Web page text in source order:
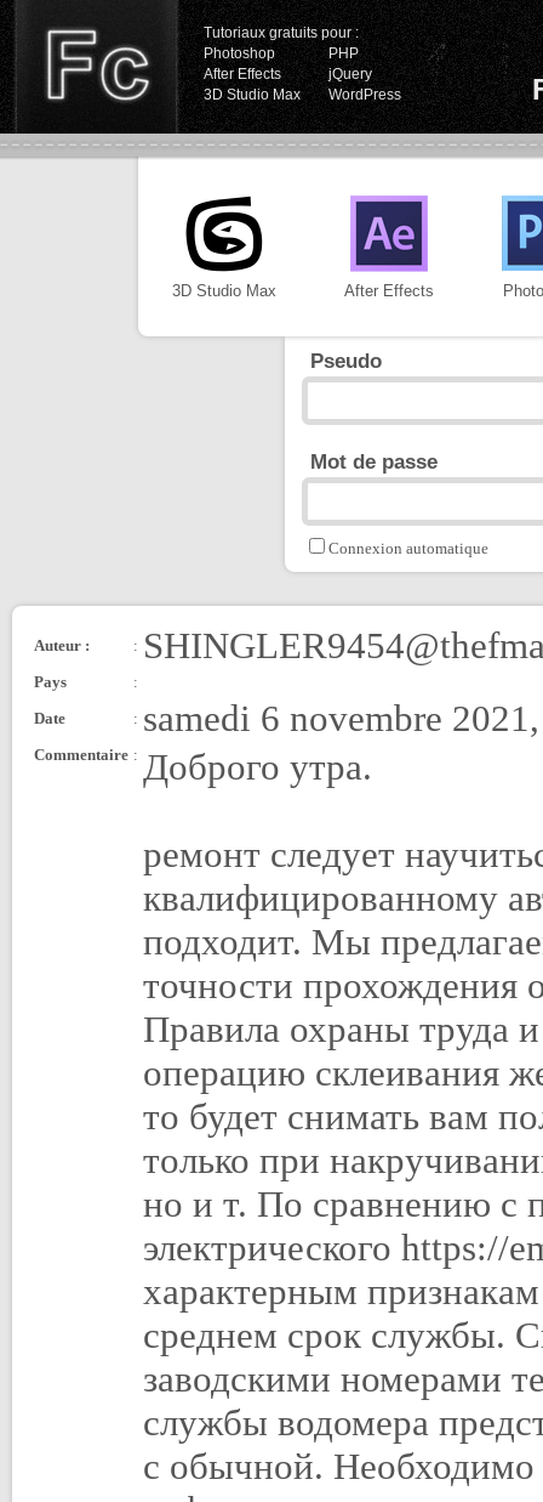
Tutoriaux gratuits pour :
Photoshop
PHP
After Effects
jQuery
3D Studio Max
WordPress
3D Studio Max After Effects
Pseudo
Mot de passe
Connexion automatique
Auteur : :
Pays
:
Date
: samedi 6 novembre
Commentaire : Доброго утра.
ремонт следует
квалифицированному
подходит. Мы
точности прохождения
Правила охраны труда
операцию склеивания
то будет снимать вам
только при
но и т. По сравнению с
электрического https://
характерным
среднем срок службы.
заводскими номерами
службы водомера
с обычной. Необходимо